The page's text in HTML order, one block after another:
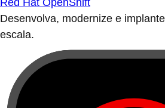
Red Hat OpenShift
Desenvolva, modernize e
escala.